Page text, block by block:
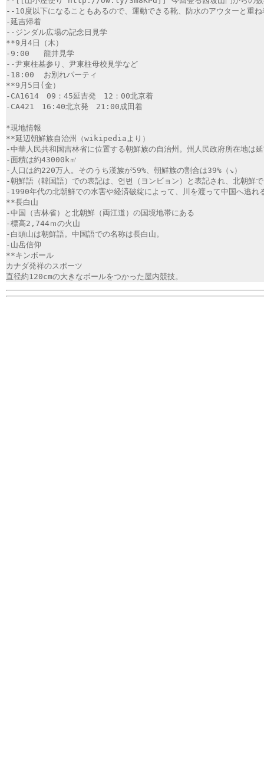
--10度以下になることもあるので、運動できる靴、防水のアウターと重
-延吉帰着
--ジンダル広場の記念日見学
**9月4日（木）
-9:00	龍井見学
--尹東柱墓参り、尹東柱母校見学など
-18:00	お別れパーティ
**9月5日(金）
-CA1614　09：45延吉発　12：00北京着
-CA421　16:40北京発　21:00成田着
*現地情報
**延辺朝鮮族自治州（wikipediaより）
-中華人民共和国吉林省に位置する朝鮮族の自治州。州人民政府所在地は
-面積は約43000k㎡
-人口は約220万人。そのうち漢族が59%、朝鮮族の割合は39%（↘）
-朝鮮語（韓国語）での表記は、연변（ヨンビョン）と表記され、北朝鮮
-1990年代の北朝鮮での水害や経済破綻によって、川を渡って中国へ逃
**長白山
-中国（吉林省）と北朝鮮（両江道）の国境地帯にある
-標高2,744ｍの火山
-白頭山は朝鮮語。中国語での名称は長白山。
-山岳信仰
**キンボール
カナダ発祥のスポーツ
直径約120cmの大きなボールをつかった屋内競技。